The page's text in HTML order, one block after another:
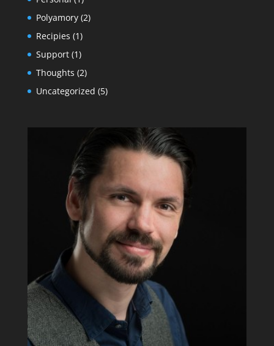
Polyamory(2)
Recipies (1)
Support(1)
Thoughts (2)
Uncategorized (5)